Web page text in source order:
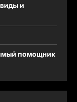
и
помощник